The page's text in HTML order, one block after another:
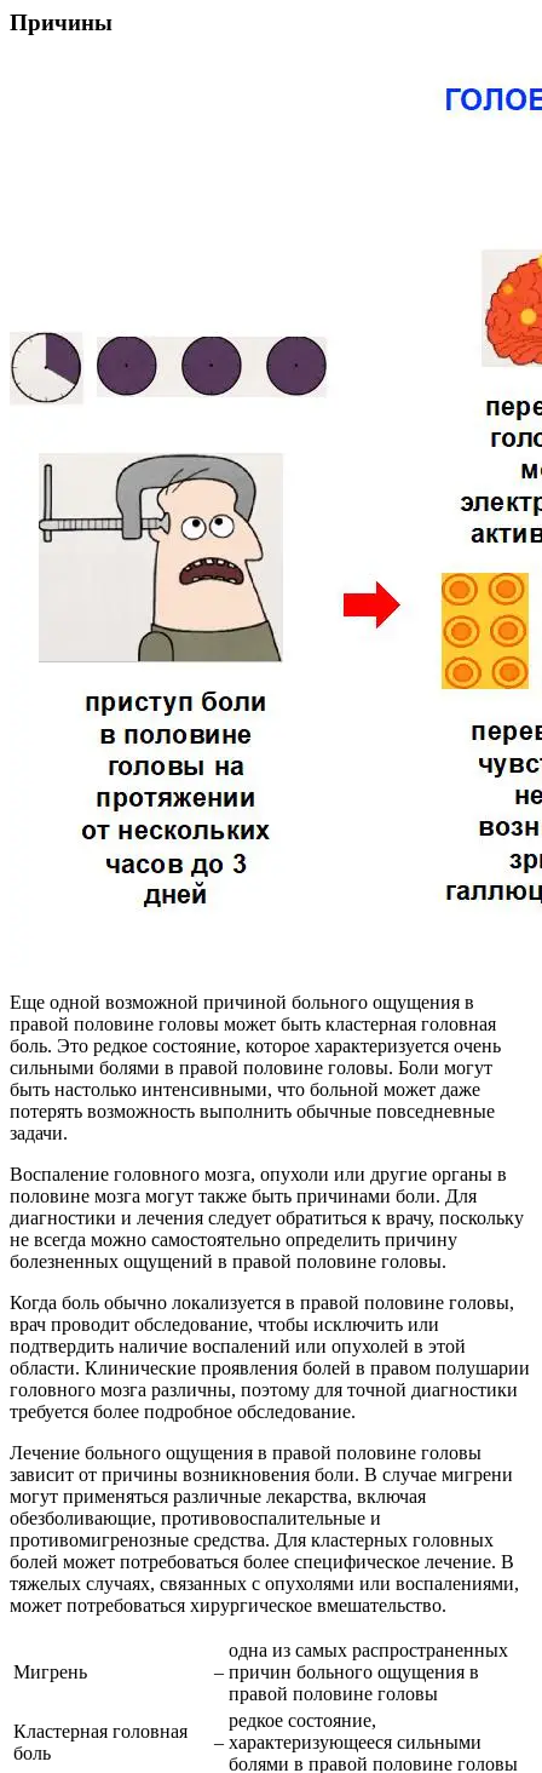
Причины
Еще одной возможной причиной больного ощущения в
правой половине головы может быть кластерная головная
боль. Это редкое состояние, которое характеризуется очень
сильными болями в правой половине головы. Боли могут
быть настолько интенсивными, что больной может даже
потерять возможность выполнить обычные повседневные
задачи.
Воспаление головного мозга, опухоли или другие органы в
половине мозга могут также быть причинами боли. Для
диагностики и лечения следует обратиться к врачу, поскольку
не всегда можно самостоятельно определить причину
болезненных ощущений в правой половине головы.
Когда боль обычно локализуется в правой половине головы,
врач проводит обследование, чтобы исключить или
подтвердить наличие воспалений или опухолей в этой
области. Клинические проявления болей в правом полушарии
головного мозга различны, поэтому для точной диагностики
требуется более подробное обследование.
Лечение больного ощущения в правой половине головы
зависит от причины возникновения боли. В случае мигрени
могут применяться различные лекарства, включая
обезболивающие, противовоспалительные и
противомигренозные средства. Для кластерных головных
болей может потребоваться более специфическое лечение. В
тяжелых случаях, связанных с опухолями или воспалениями,
может потребоваться хирургическое вмешательство.
Мигрень –
одна из самых распространенных
причин больного ощущения в
правой половине головы
Кластерная головная
боль
–
редкое состояние,
характеризующееся сильными
болями в правой половине головы